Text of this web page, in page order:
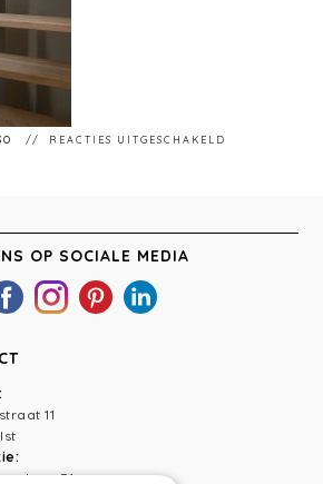
REACTIES UITGESCHAKELD
OP SOCIALE MEDIA
11
31